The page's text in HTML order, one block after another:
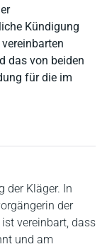
Kündigung
das von beiden
für die im
der Kläger. In
der
vereinbart, dass
und am